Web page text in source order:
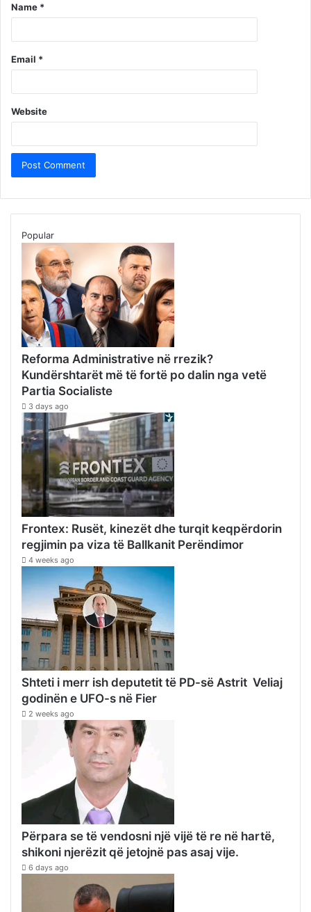
Name *
Email *
Website
Popular
Reforma Administrative në rrezik?
Kundërshtarët më të fortë po dalin nga vetë
Partia Socialiste
3 days ago
Frontex: Rusët, kinezët dhe turqit keqpërdorin
regjimin pa viza të Ballkanit Perëndimor
4 weeks ago
Shteti i merr ish deputetit të PD-së Astrit Veliaj
godinën e UFO-s në Fier
2 weeks ago
Përpara se të vendosni një vijë të re në hartë,
shikoni njerëzit që jetojnë pas asaj vije.
6 days ago